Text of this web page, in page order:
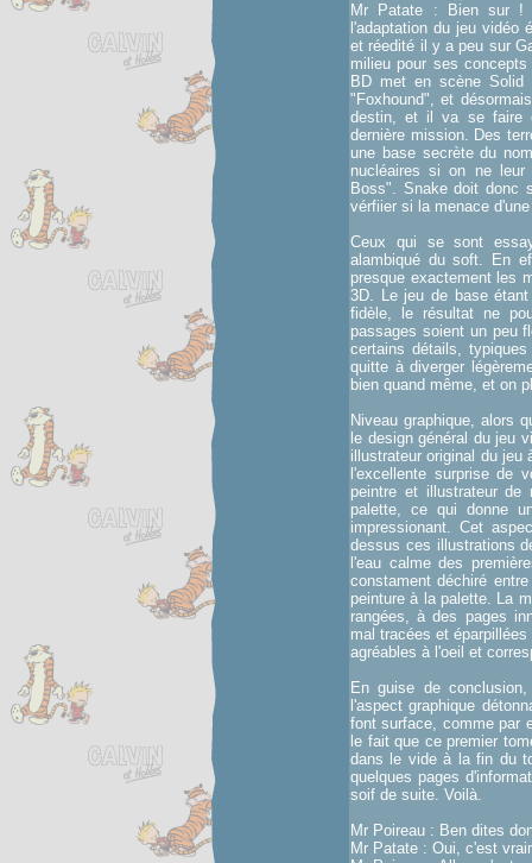
Mr Patate : Bien sur !
l'adaptation du jeu vidéo
et réedité il y a peu sur
milieu pour ses
BD met en scène Solid
"Foxhound", et
destin, et il va se faire
dernière mission. Des
une base secrète du
nucléaires si on ne
Boss". Snake doit donc
vérfiier si la menace
Ceux qui se sont
alambiqué du soft. En
presque exactement les
3D. Le jeu de base
fidèle, le résultat ne
passages soient un peu
certains détails,
quitte à diverger
bien quand même, et on
Niveau graphique, alors
le design général du jeu
illustrateur original du jeu
l'excellente surprise de
peintre et illustrateur
palette, ce qui donne
impressionant. Cet
dessus ces illustrations
l'eau calme des
constament déchiré
peinture à la palette. La
rangées, à des pages
mal tracées et
agréables à l'oeil et
En guise de
l'aspect graphique
font surface, comme par
le fait que ce premier
dans le vide à la fin du
quelques pages
soif de suite. Voilà.
Mr Poireau : Ben dites
Mr Patate : Oui, c'est